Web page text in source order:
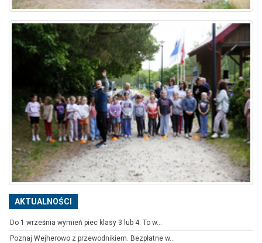
AKTUALNOŚCI
Do 1 września wymień piec klasy 3 lub 4. To w...
Poznaj Wejherowo z przewodnikiem. Bezpłatne w...